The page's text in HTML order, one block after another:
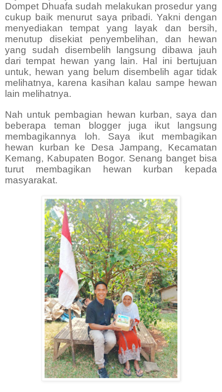
Dompet Dhuafa sudah melakukan prosedur yang
cukup baik menurut saya pribadi. Yakni dengan
menyediakan tempat yang layak dan bersih,
menutup disekiat penyembelihan, dan hewan
yang sudah disembelih langsung dibawa jauh
dari tempat hewan yang lain. Hal ini bertujuan
untuk, hewan yang belum disembelih agar tidak
melihatnya, karena kasihan kalau sampe hewan
lain melihatnya.
Nah untuk pembagian hewan kurban, saya dan
beberapa teman blogger juga ikut langsung
membagikannya loh. Saya ikut membagikan
hewan kurban ke Desa Jampang, Kecamatan
Kemang, Kabupaten Bogor. Senang banget bisa
turut membagikan hewan kurban kepada
masyarakat.